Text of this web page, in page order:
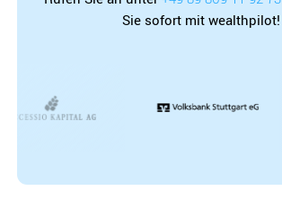
Sie sofort mit wealthpilot!